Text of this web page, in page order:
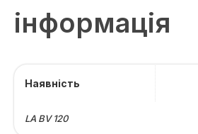
інформація
Наявність
LA BV 120